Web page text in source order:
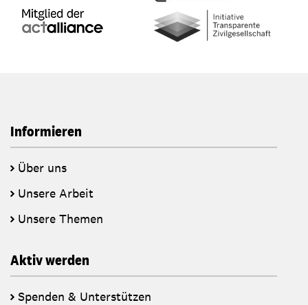
Informieren
Über uns
Unsere Arbeit
Unsere Themen
Aktiv werden
Spenden & Unterstützen